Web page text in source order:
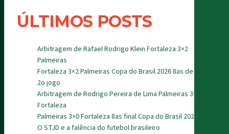
ÚLTIMOS POSTS
Arbitragem de Rafael Rodrigo Klein Fortaleza 3×2
Palmeiras
Fortaleza 3×2 Palmeiras Copa do Brasil 2026 8as de final
2o jogo
Arbitragem de Rodrigo Pereira de Lima Palmeiras 3×0
Fortaleza
Palmeiras 3×0 Fortaleza 8as final Copa do Brasil 2026
O STJD e a falência do futebol brasileiro